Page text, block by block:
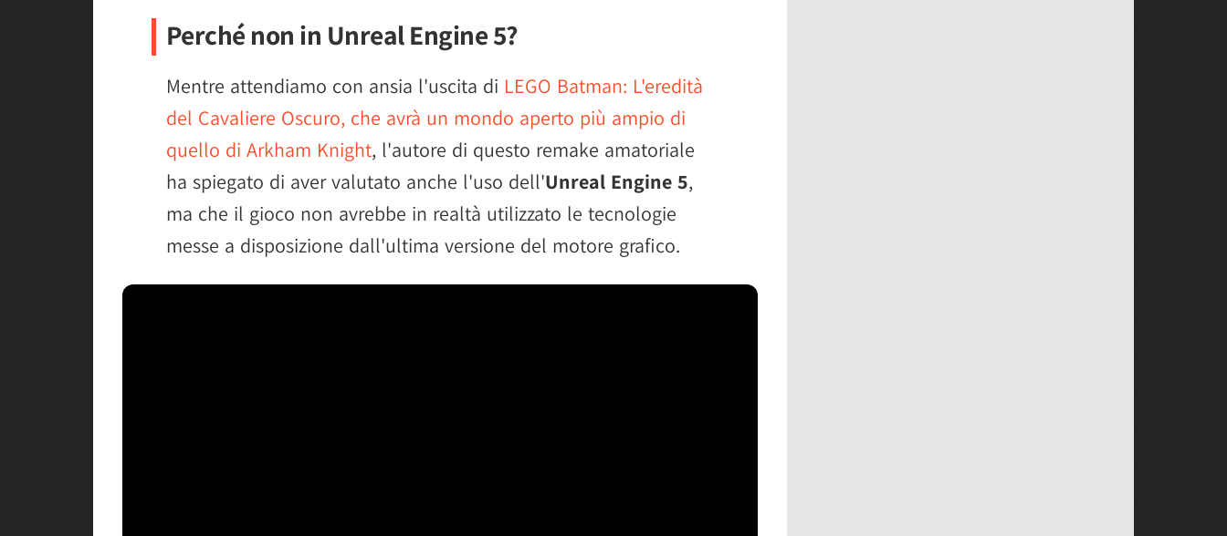
Perché non in Unreal Engine 5?
Mentre attendiamo con ansia l'uscita di LEGO Batman: L'eredità
del Cavaliere Oscuro, che avrà un mondo aperto più ampio di
quello di Arkham Knight, l'autore di questo remake amatoriale
ha spiegato di aver valutato anche l'uso dell'Unreal Engine 5,
ma che il gioco non avrebbe in realtà utilizzato le tecnologie
messe a disposizione dall'ultima versione del motore grafico.